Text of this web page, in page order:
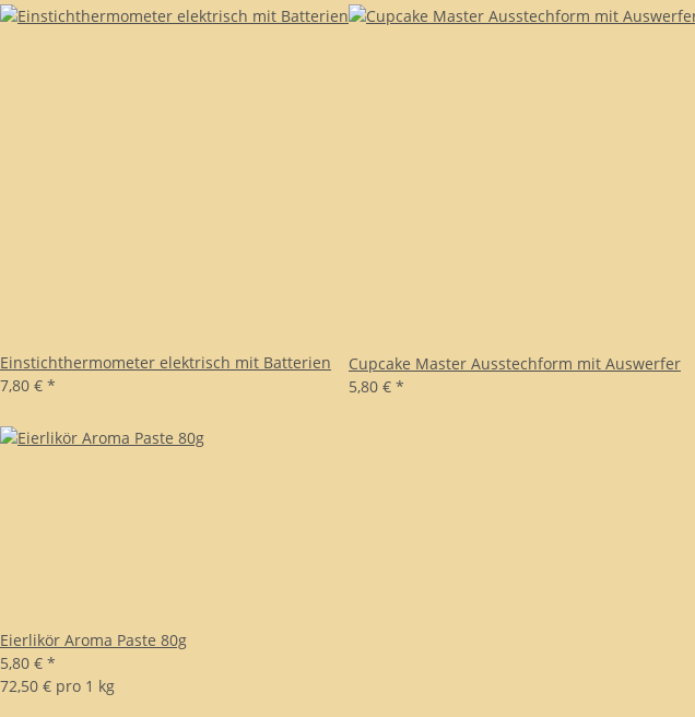
Einstichthermometer elektrisch mit Batterien
7,80 € *
Cupcake Master Ausstechform mit Auswerfer
5,80 € *
Eierlikör Aroma Paste 80g
5,80 € *
72,50 € pro 1 kg